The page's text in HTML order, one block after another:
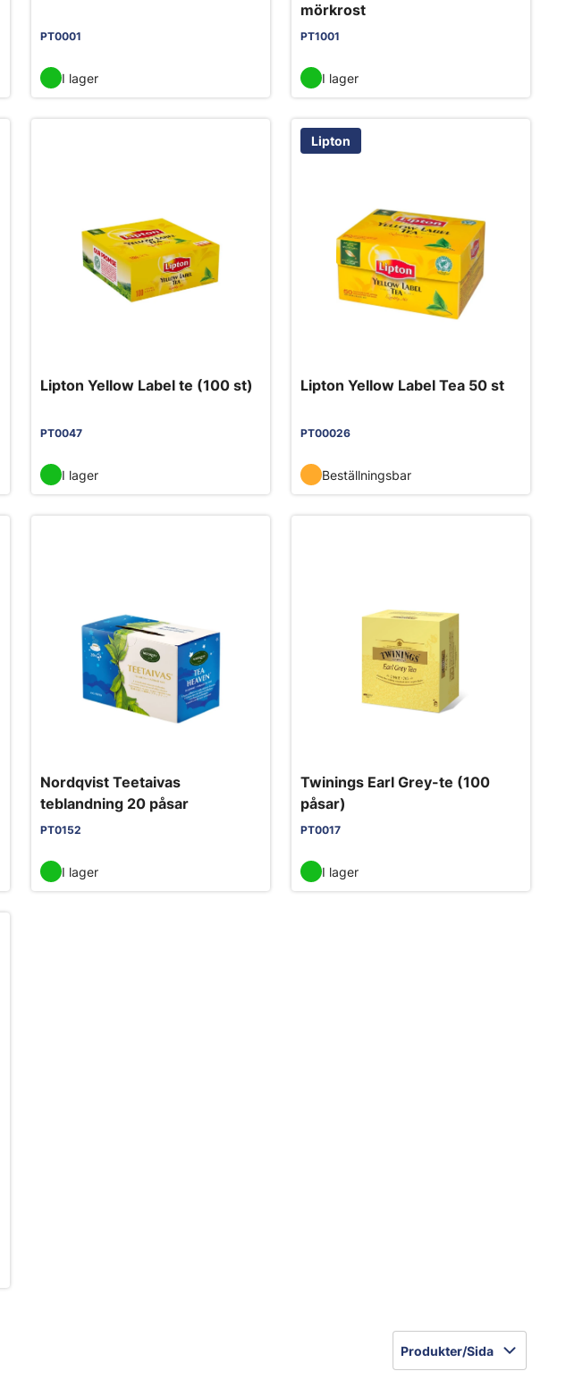
PT0001
I lager
mörkrost
PT1001
I lager
Lipton Yellow Label te (100 st)
PT0047
I lager
Lipton
Lipton Yellow Label Tea 50 st
PT00026
Beställningsbar
Nordqvist Teetaivas
teblandning 20 påsar
PT0152
I lager
Twinings Earl Grey-te (100
påsar)
PT0017
I lager
Produkter/Sida